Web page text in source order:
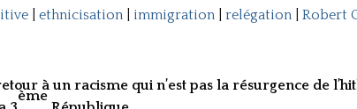
| ethnicisation| immigration| relégation| Robert
à un racisme qui n’est pas la résurgence de
ème